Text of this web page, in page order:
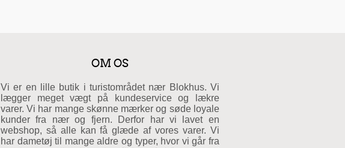
OM OS
Vi er en lille butik i turistområdet nær Blokhus. Vi
lægger meget vægt på kundeservice og lækre
varer. Vi har mange skønne mærker og søde loyale
kunder fra nær og fjern. Derfor har vi lavet en
webshop, så alle kan få glæde af vores varer. Vi
har dametøj til mange aldre og typer, hvor vi går fra